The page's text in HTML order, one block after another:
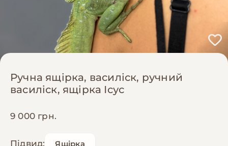
Ручна ящірка, василіск, ручний
василіск, ящірка Ісус
9 000 грн.
Підвид: Ящірка